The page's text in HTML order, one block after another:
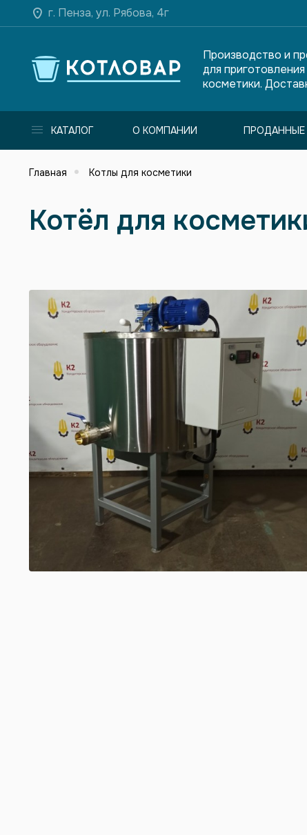
г. Пенза, ул. Рябова, 4г
Производство и
для
косметики.
КАТАЛОГ О КОМПАНИИ ПРОДАННЫЕ
Главная Котлы для косметики
Котёл для